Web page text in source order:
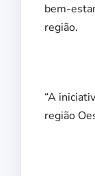
bem-
região.
“A
região